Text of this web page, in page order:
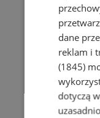
dane
reklam i
(1845)
dotyczą